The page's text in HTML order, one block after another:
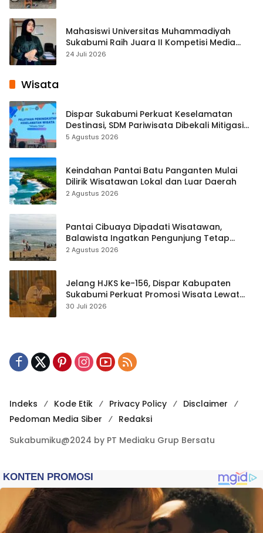
Mahasiswi Universitas Muhammadiyah
Sukabumi Raih Juara II Kompetisi Media
Pembelajaran Digital Tingkat Internasional
24 Juli 2026
Wisata
Dispar Sukabumi Perkuat Keselamatan
Destinasi, SDM Pariwisata Dibekali Mitigasi
hingga Teknik Evakuasi
5 Agustus 2026
Keindahan Pantai Batu Panganten Mulai
Dilirik Wisatawan Lokal dan Luar Daerah
2 Agustus 2026
Pantai Cibuaya Dipadati Wisatawan,
Balawista Ingatkan Pengunjung Tetap
Waspada
2 Agustus 2026
Jelang HJKS ke-156, Dispar Kabupaten
Sukabumi Perkuat Promosi Wisata Lewat
Publikasi Digital
30 Juli 2026
Indeks Kode Etik Privacy Policy
Disclaimer
Pedoman Media Siber
Redaksi
Sukabumiku@2024 by PT Mediaku Grup Bersatu